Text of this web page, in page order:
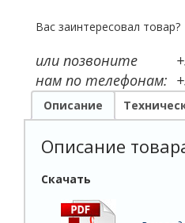
Вас заинтересовал товар?
или позвоните
нам по телефонам:
Описание
Описание
Скачать